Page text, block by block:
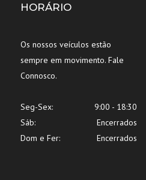
HORÁRIO
Os nossos veículos estão
sempre em movimento. Fale
Connosco.
Seg-Sex:
9:00 - 18:30
Sáb:
Encerrados
Dom e Fer:
Encerrados